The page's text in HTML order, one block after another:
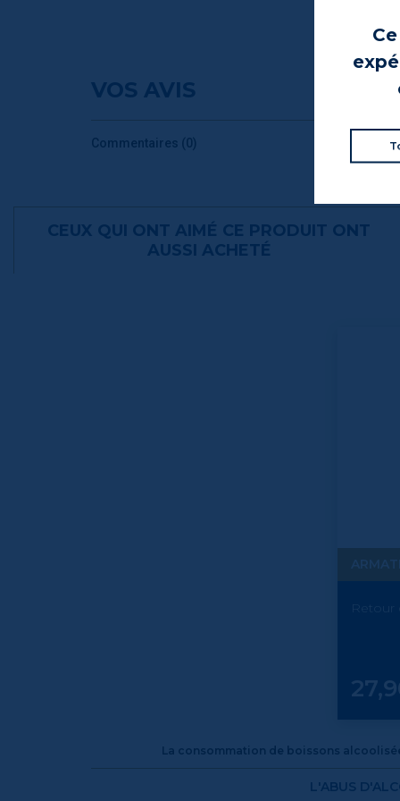
VOS AVIS
Commentaires (0)
CEUX QUI ONT AIMÉ CE PRODUIT ONT
AUSSI ACHETÉ
Prix
La consommation de boissons
L'ABUS